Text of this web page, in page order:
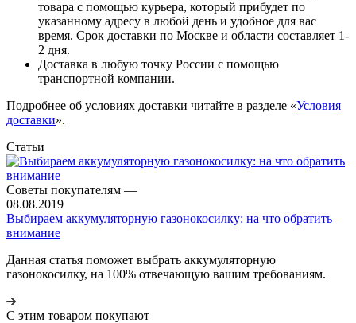
товара с помощью курьера, который прибудет по
указанному адресу в любой день и удобное для вас
время. Срок доставки по Москве и области составляет 1-
2 дня.
Доставка в любую точку России с помощью
транспортной компании.
Подробнее об условиях доставки читайте в разделе «Условия
доставки».
Статьи
Советы покупателям —
08.08.2019
Выбираем аккумуляторную газонокосилку: на что обратить
внимание
Данная статья поможет выбрать аккумуляторную
газонокосилку, на 100% отвечающую вашим требованиям.
С этим товаром покупают